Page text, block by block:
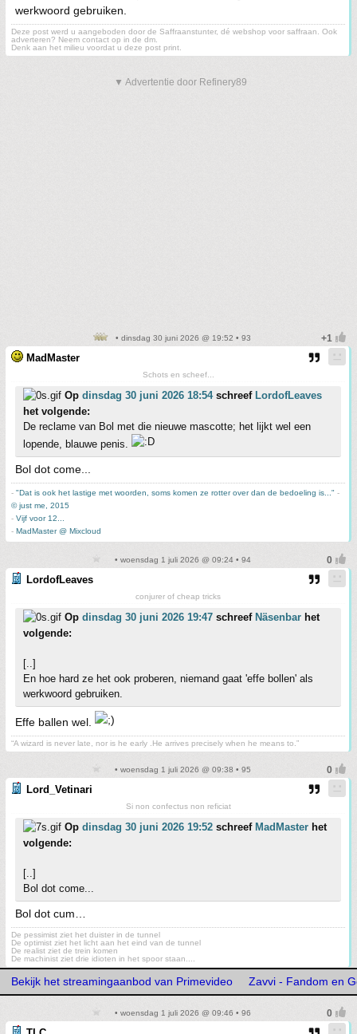
werkwoord gebruiken.
Deze post werd u aangeboden door de Saffraanstunter, dé webshop voor saffraan. Ook
adverteren? Neem contact op in de dm.
Denk aan het milieu voordat u deze post print.
▼ Advertentie door Refinery89
• dinsdag 30 juni 2026 @ 19:52 • 93
MadMaster
Schots en scheef...
Op dinsdag 30 juni 2026 18:54schreef LordofLeaves
het volgende:
De reclame van Bol met die nieuwe mascotte; het lijkt wel een
lopende, blauwe penis.
Bol dot come...
- "Dat is ook het lastige met woorden, soms komen ze rotter over dan de bedoeling is..." -
© just me, 2015
- Vijf voor 12...
- MadMaster @ Mixcloud
• woensdag 1 juli 2026 @ 09:24 • 94
LordofLeaves
conjurer of cheap tricks
Op dinsdag 30 juni 2026 19:47 schreef Näsenbar het
volgende:
[..]
En hoe hard ze het ook proberen, niemand gaat 'effe bollen' als
werkwoord gebruiken.
Effe ballen wel.
“A wizard is never late, nor is he early .He arrives precisely when he means to.”
• woensdag 1 juli 2026 @ 09:38 • 95
Lord_Vetinari
Si non confectus non reficiat
Op dinsdag 30 juni 2026 19:52 schreef MadMaster het
volgende:
[..]
Bol dot come...
Bol dot cum…
De pessimist ziet het duister in de tunnel
De optimist ziet het licht aan het eind van de tunnel
De realist ziet de trein komen
De machinist ziet drie idioten in het spoor staan....
Bekijk het streamingaanbod van Primevideo Zavvi - Fandom en
• woensdag 1 juli 2026 @ 09:46 • 96